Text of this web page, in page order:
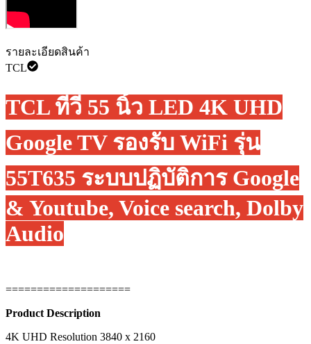
รายละเอียดสินค้า
TCL
TCL ทีวี 55 นิ้ว LED 4K UHD
Google TV รองรับ WiFi รุ่น
55T635 ระบบปฏิบัติการ Google
& Youtube, Voice search, Dolby
Audio
====================
Product Description
4K UHD Resolution 3840 x 2160